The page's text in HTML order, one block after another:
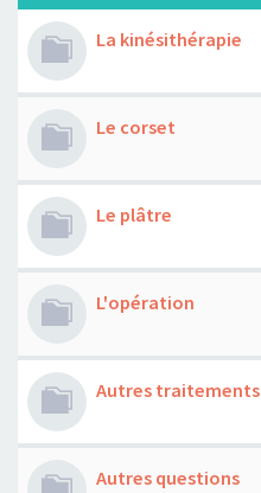
La kinésithérapie
Le corset
Le plâtre
L'opération
Autres traitements
Autres questions